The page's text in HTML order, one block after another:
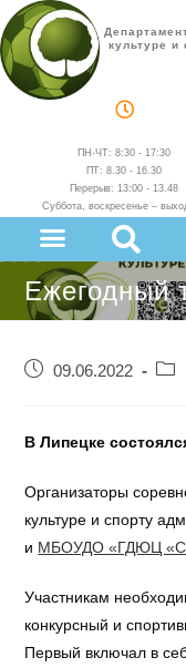
ПН-ЧТ: 8:30 - 17:30
ПТ: 8.30 - 16.30
Перерыв: 13:00 - 13.48
Суббота, воскресенье –
Ежегодный
09.06.2022
В Липецке
Организаторы
культуре и спорту
и МБОУДО «ГДЮЦ
Участникам
конкурсный и
Первый включал в